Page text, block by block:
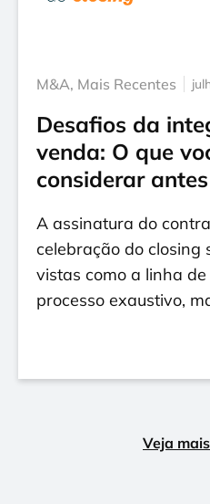
M&A, Mais Recentes
Desafios da
venda: O que
considerar
A assinatura do
celebração do closing
vistas como a linha
processo exaustivo,
Veja